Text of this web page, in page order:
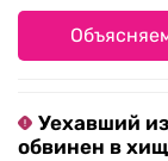
Уехавший
обвинен в